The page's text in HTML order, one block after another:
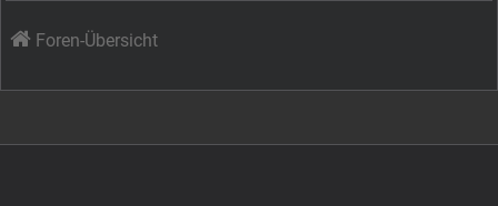
Foren-Übersicht